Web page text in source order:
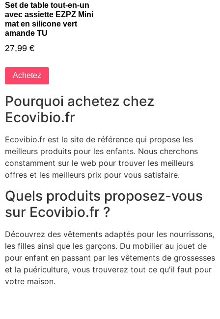
Set de table tout-en-un
avec assiette EZPZ Mini
mat en silicone vert
amande TU
27,99 €
Achetez
Pourquoi achetez chez
Ecovibio.fr
Ecovibio.fr est le site de référence qui propose les
meilleurs produits pour les enfants. Nous cherchons
constamment sur le web pour trouver les meilleurs
offres et les meilleurs prix pour vous satisfaire.
Quels produits proposez-vous
sur Ecovibio.fr ?
Découvrez des vêtements adaptés pour les nourrissons,
les filles ainsi que les garçons. Du mobilier au jouet de
pour enfant en passant par les vêtements de grossesses
et la puériculture, vous trouverez tout ce qu'il faut pour
votre maison.